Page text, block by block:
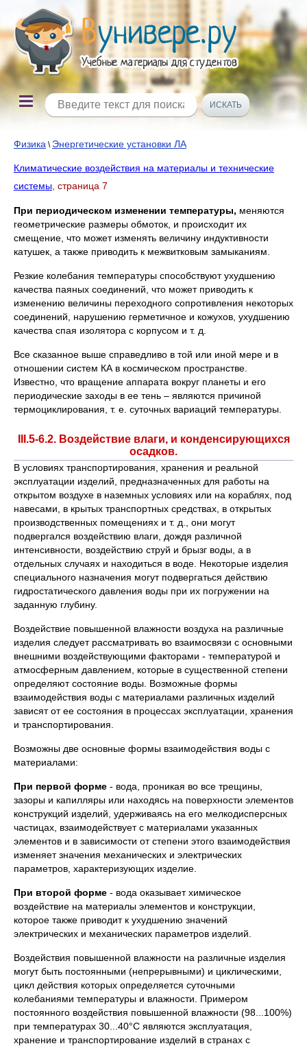
Физика \ Энергетические установки ЛА
Климатические воздействия на материалы и технические
системы , страница 7
При периодическом изменении температуры, меняются
геометрические размеры обмоток, и происходит их
смещение, что может изменять величину индуктивности
катушек, а также приводить к межвитковым замыканиям.
Резкие колебания температуры способствуют ухудшению
качества паяных соединений, что может приводить к
изменению величины переходного сопротивления некоторых
соединений, нарушению герметичное и кожухов, ухудшению
качества спая изолятора с корпусом и т. д.
Все сказанное выше справедливо в той или иной мере и в
отношении систем КА в космическом пространстве.
Известно, что вращение аппарата вокруг планеты и его
периодические заходы в ее тень – являются причиной
термоциклирования, т. е. суточных вариаций температуры.
ІІІ.5-6.2. Воздействие влаги, и конденсирующихся
осадков.
В условиях транспортирования, хранения и реальной
эксплуатации изделий, предназначенных для работы на
открытом воздухе в наземных условиях или на кораблях, под
навесами, в крытых транспортных средствах, в открытых
производственных помещениях и т. д., они могут
подвергался воздействию влаги, дождя различной
интенсивности, воздействию струй и брызг воды, а в
отдельных случаях и находиться в воде. Некоторые изделия
специального назначения могут подвергаться действию
гидростатического давления воды при их погружении на
заданную глубину.
Воздействие повышенной влажности воздуха на различные
изделия следует рассматривать во взаимосвязи с основными
внешними воздействующими факторами - температурой и
атмосферным давлением, которые в существенной степени
определяют состояние воды. Возможные формы
взаимодействия воды с материалами различных изделий
зависят от ее состояния в процессах эксплуатации, хранения
и транспортирования.
Возможны две основные формы взаимодействия воды с
материалами:
При первой форме - вода, проникая во все трещины,
зазоры и капилляры или находясь на поверхности элементов
конструкций изделий, удерживаясь на его мелкодисперсных
частицах, взаимодействует с материалами указанных
элементов и в зависимости от степени этого взаимодействия
изменяет значения механических и электрических
параметров, характеризующих изделие.
При второй форме - вода оказывает химическое
воздействие на материалы элементов и конструкции,
которое также приводит к ухудшению значений
электрических и механических параметров изделий.
Воздействия повышенной влажности на различные изделия
могут быть постоянными (непрерывными) и циклическими,
цикл действия которых определяется суточными
колебаниями температуры и влажности. Примером
постоянного воздействия повышенной влажности (98...100%)
при температурах 30...40°С являются эксплуатация,
хранение и транспортирование изделий в странах с